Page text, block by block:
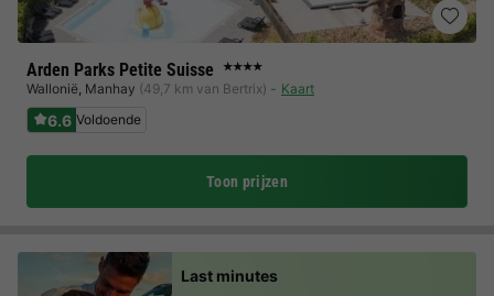
Arden Parks Petite Suisse ★★★★
Wallonië, Manhay (49,7 km van Bertrix) Kaart
6.6 Voldoende
Toon prijzen
Last minutes